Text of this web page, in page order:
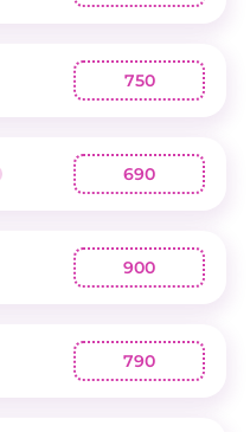
750
690
900
790